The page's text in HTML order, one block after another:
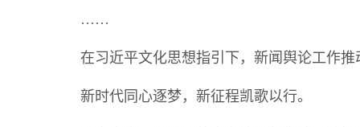
……
在习近平文化思想指引下，新闻舆论工作
新时代同心逐梦，新征程凯歌以行。